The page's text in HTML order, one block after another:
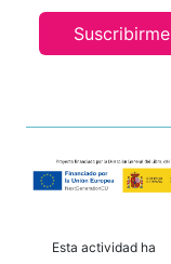
Suscribirme
Esta actividad ha